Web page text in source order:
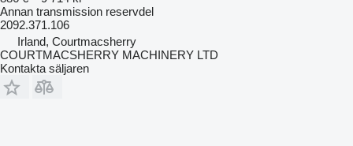
Annan transmission reservdel
2092.371.106
Irland, Courtmacsherry
COURTMACSHERRY MACHINERY LTD
Kontakta säljaren